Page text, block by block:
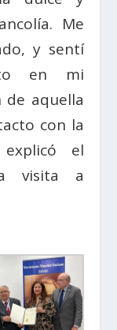
Me
y sentí
en mi
de aquella
con la
el
visita a